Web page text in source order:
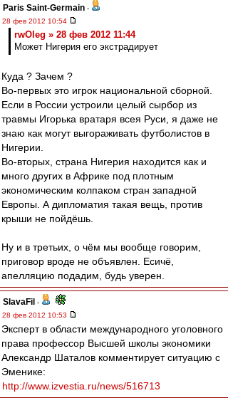
Paris Saint-Germain -
28 фев 2012 10:54
rwOleg » 28 фев 2012 11:44
Может Нигерия его экстрадирует
Куда ? Зачем ?
Во-первых это игрок национальной сборной.
Если в России устроили целый сырбор из
травмы Игорька вратаря всея Руси, я даже не
знаю как могут выгораживать футболистов в
Нигерии.
Во-вторых, страна Нигерия находится как и
много других в Африке под плотным
экономическим колпаком стран западной
Европы. А дипломатия такая вещь, против
крыши не пойдёшь.
Ну и в третьих, о чём мы вообще говорим,
приговор вроде не объявлен. Есичё,
апелляцию подадим, будь уверен.
SlavaFil -
28 фев 2012 10:53
Эксперт в области международного уголовного
права профессор Высшей школы экономики
Александр Шаталов комментирует ситуацию с
Эменике:
http://www.izvestia.ru/news/516713